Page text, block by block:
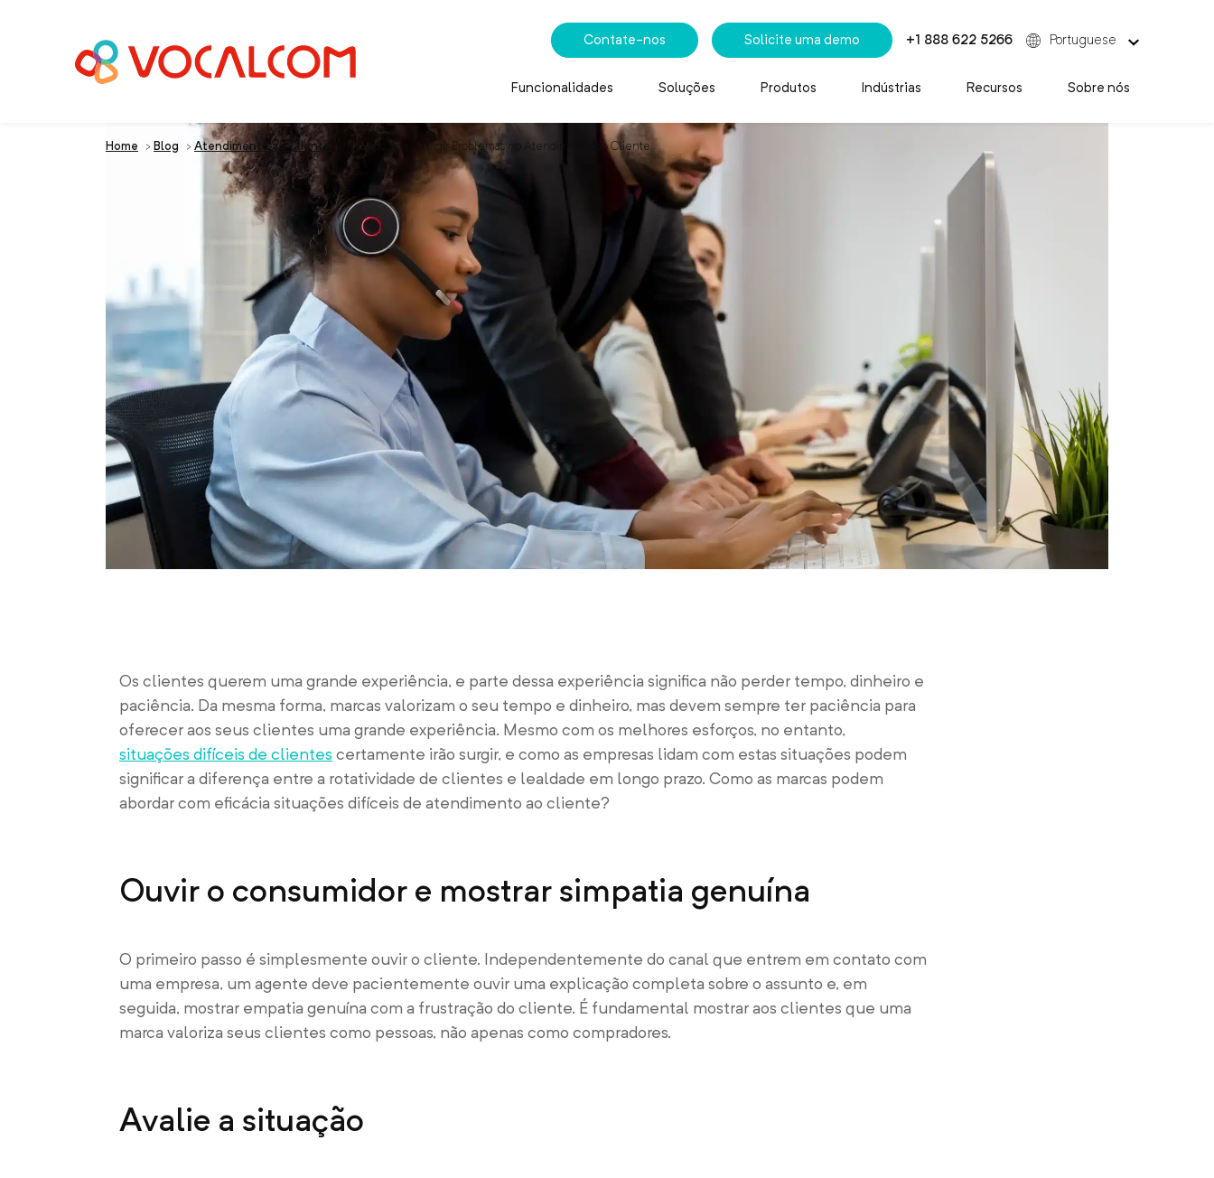
Contate-nos Solicite uma demo +1 888 622 5266 Portuguese
Funcionalidades Soluções Produtos Indústrias Recursos Sobre nós
Home > Blog > Atendimento ao Cliente 7 Passos para Corrigir Problemas no Atendimento ao Cliente
7 Passos para Corrigir Problemas no Atendimento ao Cliente
Os clientes querem uma grande experiência, e parte dessa experiência significa não perder tempo, dinheiro e
paciência. Da mesma forma, marcas valorizam o seu tempo e dinheiro, mas devem sempre ter paciência para
oferecer aos seus clientes uma grande experiência. Mesmo com os melhores esforços, no entanto,
situações difíceis de clientes certamente irão surgir, e como as empresas lidam com estas situações podem
significar a diferença entre a rotatividade de clientes e lealdade em longo prazo. Como as marcas podem
abordar com eficácia situações difíceis de atendimento ao cliente?
Ouvir o consumidor e mostrar simpatia genuína
O primeiro passo é simplesmente ouvir o cliente. Independentemente do canal que entrem em contato com
uma empresa, um agente deve pacientemente ouvir uma explicação completa sobre o assunto e, em
seguida, mostrar empatia genuína com a frustração do cliente. É fundamental mostrar aos clientes que uma
marca valoriza seus clientes como pessoas, não apenas como compradores.
Avalie a situação